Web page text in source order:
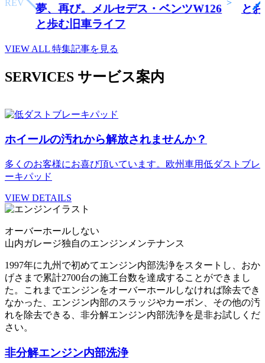
夢、再び。メルセデス・ベンツW126
と歩む旧車ライフ
と
PREV
>
VIEW ALL 特集記事を見る
SERVICES サービス案内
ホイールの汚れから解放されませんか？
多くのお客様にお喜び頂いています。欧州車用低ダストブレ
ーキパッド
VIEW DETAILS
オーバーホールしない
山内ガレージ独自のエンジンメンテナンス
1997年に九州で初めてエンジン内部洗浄をスタートし、おか
げさまで累計2700台の施工台数を達成することができまし
た。これまでエンジンをオーバーホールしなければ除去でき
なかった、エンジン内部のスラッジやカーボン、その他の汚
れを除去できる、非分解エンジン内部洗浄を是非お試しくだ
さい。
非分解エンジン内部洗浄